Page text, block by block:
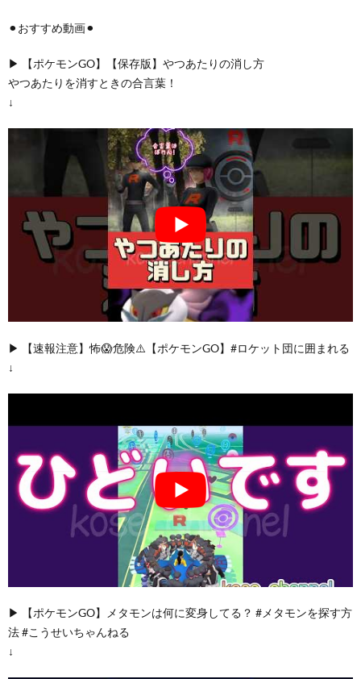
⚫︎おすすめ動画⚫︎
▶︎ 【ポケモンGO】【保存版】やつあたりの消し方
やつあたりを消すときの合言葉！
↓
▶︎ 【速報注意】怖😱危険⚠️【ポケモンGO】#ロケット団に囲まれる
↓
▶︎ 【ポケモンGO】メタモンは何に変身してる？ #メタモンを探す方
法 #こうせいちゃんねる
↓